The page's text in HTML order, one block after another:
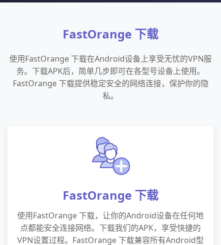
FastOrange 下载
使用FastOrange 下载在Android设备上享受无忧的VPN服
务。下载APK后，简单几步即可在各型号设备上使用。
FastOrange 下载提供稳定安全的网络连接，保护你的隐
私。
FastOrange 下载
使用FastOrange 下载，让你的Android设备在任何地
点都能安全连接网络。下载我们的APK，享受快捷的
VPN设置过程。FastOrange 下载兼容所有Android型